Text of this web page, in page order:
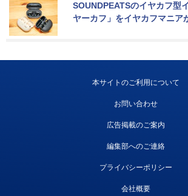
SOUNDPEATSのイヤカフ型
ヤーカフ」をイヤカフマニア
本サイトのご利用について
お問い合わせ
広告掲載のご案内
編集部へのご連絡
プライバシーポリシー
会社概要